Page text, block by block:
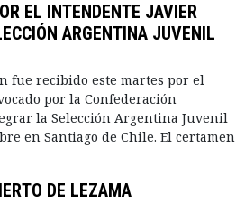
EL INTENDENTE JAVIER
ARGENTINA JUVENIL
fue recibido este martes por el
por la Confederación
la Selección Argentina Juvenil
en Santiago de Chile. El certamen
DE LEZAMA